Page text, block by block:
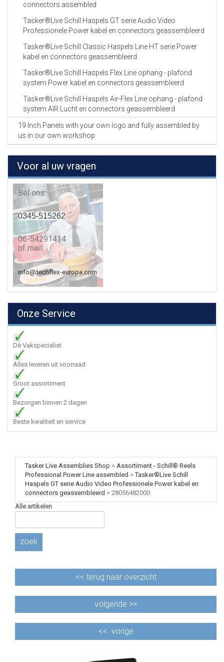
connectors assembled
Tasker®Live Schill Haspels GT serie Audio Video
Professionele Power kabel en connectors geassembleerd
Tasker®Live Schill Classic Haspels Line HT serie Power
kabel en connectors geassembleerd
Tasker®Live Schill Haspels Flex Line ophang - plafond
system Power kabel en connectors geassembleerd
Tasker®Live Schill Haspels Air-Flex Line ophang - plafond
system AIR Lucht en connectors geassembleerd
19 Inch Panels with your own logo and fully assembled by
us in our own workshop
Voor al uw vragen
Bel ons:
0345-515262
06-54291414
of mail:
info@techflex-europa.com
Onze Service
Dè Vakspecialist
Alles leveren uit voorraad
Groot assortiment
Bezorgen binnen 2 dagen
Beste kwaliteit en service
Tasker Live Assemblies Shop > Assortiment - Schill® Reels
Professional Power Line assembled >Tasker®Live Schill
Haspels GT serie Audio Video Professionele Power kabel en
connectors geassembleerd > 28056482000
Alle artikelen
zoek
<< terug naar overzicht
volgende >>
<< vorige